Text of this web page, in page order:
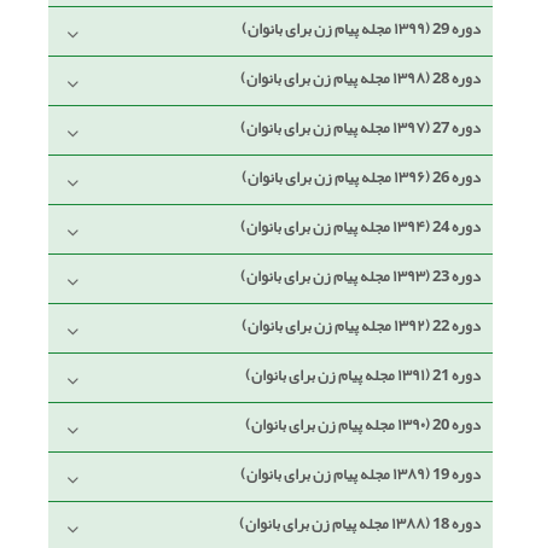
دوره 29 (۱۳۹۹ مجله پیام زن برای بانوان)
دوره 28 (۱۳۹۸ مجله پیام زن برای بانوان)
دوره 27 (۱۳۹۷ مجله پیام زن برای بانوان)
دوره 26 (۱۳۹۶ مجله پیام زن برای بانوان)
دوره 24 (۱۳۹۴ مجله پیام زن برای بانوان)
دوره 23 (۱۳۹۳ مجله پیام زن برای بانوان)
دوره 22 (۱۳۹۲ مجله پیام زن برای بانوان)
دوره 21 (۱۳۹۱ مجله پیام زن برای بانوان)
دوره 20 (۱۳۹۰ مجله پیام زن برای بانوان)
دوره 19 (۱۳۸۹ مجله پیام زن برای بانوان)
دوره 18 (۱۳۸۸ مجله پیام زن برای بانوان)